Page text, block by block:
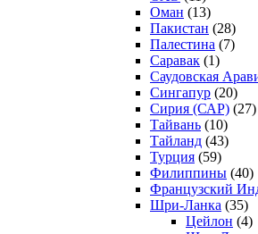
Оман (13)
Пакистан (28)
Палестина (7)
Саравак (1)
Саудовская
Сингапур (20)
Сирия (САР) (27)
Тайвань (10)
Тайланд (43)
Турция (59)
Филиппины (40)
Французский
Шри-Ланка (35)
Цейлон (4)